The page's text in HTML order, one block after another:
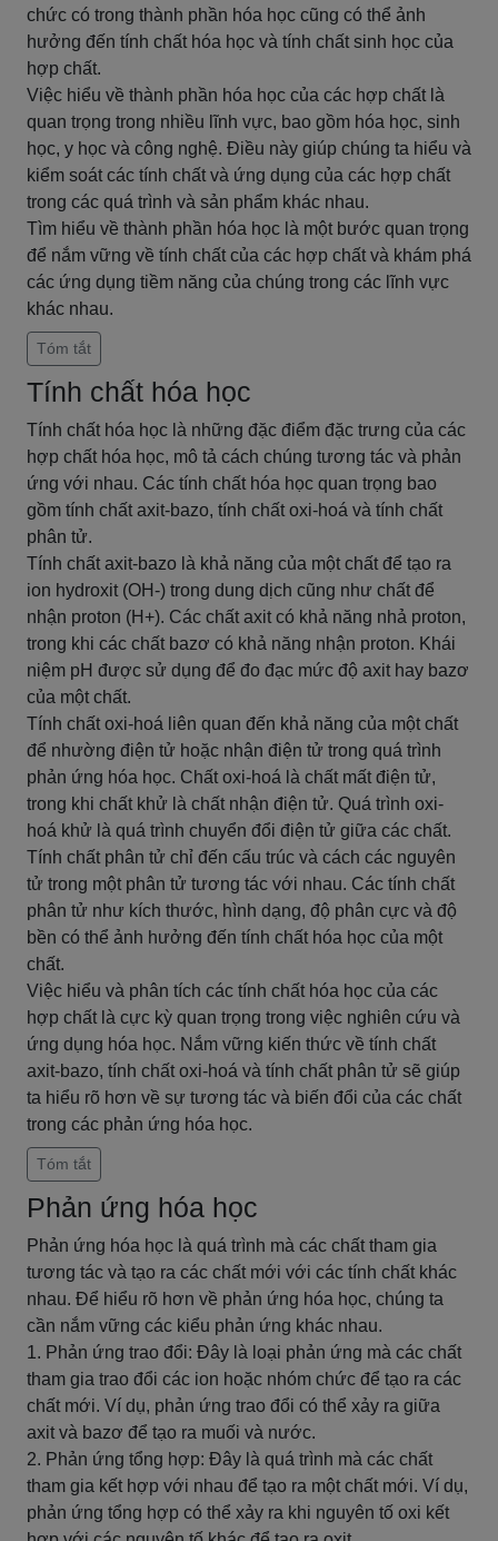
chức có trong thành phần hóa học cũng có thể ảnh
hưởng đến tính chất hóa học và tính chất sinh học của
hợp chất.
Việc hiểu về thành phần hóa học của các hợp chất là
quan trọng trong nhiều lĩnh vực, bao gồm hóa học, sinh
học, y học và công nghệ. Điều này giúp chúng ta hiểu và
kiểm soát các tính chất và ứng dụng của các hợp chất
trong các quá trình và sản phẩm khác nhau.
Tìm hiểu về thành phần hóa học là một bước quan trọng
để nắm vững về tính chất của các hợp chất và khám phá
các ứng dụng tiềm năng của chúng trong các lĩnh vực
khác nhau.
Tóm tắt
Tính chất hóa học
Tính chất hóa học là những đặc điểm đặc trưng của các
hợp chất hóa học, mô tả cách chúng tương tác và phản
ứng với nhau. Các tính chất hóa học quan trọng bao
gồm tính chất axit-bazo, tính chất oxi-hoá và tính chất
phân tử.
Tính chất axit-bazo là khả năng của một chất để tạo ra
ion hydroxit (OH-) trong dung dịch cũng như chất để
nhận proton (H+). Các chất axit có khả năng nhả proton,
trong khi các chất bazơ có khả năng nhận proton. Khái
niệm pH được sử dụng để đo đạc mức độ axit hay bazơ
của một chất.
Tính chất oxi-hoá liên quan đến khả năng của một chất
để nhường điện tử hoặc nhận điện tử trong quá trình
phản ứng hóa học. Chất oxi-hoá là chất mất điện tử,
trong khi chất khử là chất nhận điện tử. Quá trình oxi-
hoá khử là quá trình chuyển đổi điện tử giữa các chất.
Tính chất phân tử chỉ đến cấu trúc và cách các nguyên
tử trong một phân tử tương tác với nhau. Các tính chất
phân tử như kích thước, hình dạng, độ phân cực và độ
bền có thể ảnh hưởng đến tính chất hóa học của một
chất.
Việc hiểu và phân tích các tính chất hóa học của các
hợp chất là cực kỳ quan trọng trong việc nghiên cứu và
ứng dụng hóa học. Nắm vững kiến thức về tính chất
axit-bazo, tính chất oxi-hoá và tính chất phân tử sẽ giúp
ta hiểu rõ hơn về sự tương tác và biến đổi của các chất
trong các phản ứng hóa học.
Tóm tắt
Phản ứng hóa học
Phản ứng hóa học là quá trình mà các chất tham gia
tương tác và tạo ra các chất mới với các tính chất khác
nhau. Để hiểu rõ hơn về phản ứng hóa học, chúng ta
cần nắm vững các kiểu phản ứng khác nhau.
1. Phản ứng trao đổi: Đây là loại phản ứng mà các chất
tham gia trao đổi các ion hoặc nhóm chức để tạo ra các
chất mới. Ví dụ, phản ứng trao đổi có thể xảy ra giữa
axit và bazơ để tạo ra muối và nước.
2. Phản ứng tổng hợp: Đây là quá trình mà các chất
tham gia kết hợp với nhau để tạo ra một chất mới. Ví dụ,
phản ứng tổng hợp có thể xảy ra khi nguyên tố oxi kết